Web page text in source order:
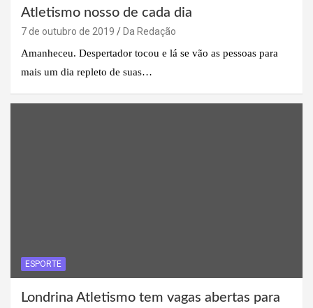
Atletismo nosso de cada dia
7 de outubro de 2019
Da Redação
Amanheceu. Despertador tocou e lá se vão as pessoas para
mais um dia repleto de suas…
ESPORTE
Londrina Atletismo tem vagas abertas para